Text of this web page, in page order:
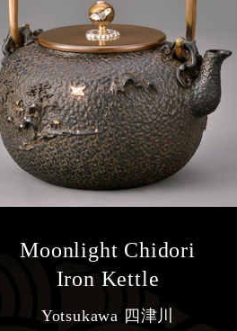
Moonlight Chidori
Iron Kettle
Yotsukawa 四津川